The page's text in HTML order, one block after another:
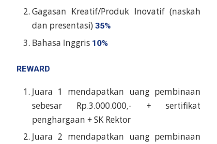
Gagasan Kreatif/Produk Inovatif (naskah
dan presentasi) 35%
Bahasa Inggris 10%
REWARD
Juara 1 mendapatkan uang pembinaan
sebesar Rp.3.000.000,- + sertifikat
penghargaan + SK Rektor
Juara 2 mendapatkan uang pembinaan